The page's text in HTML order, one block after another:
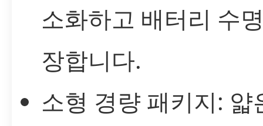
소화하고 배터리 수
장합니다.
소형 경량 패키지: 얇